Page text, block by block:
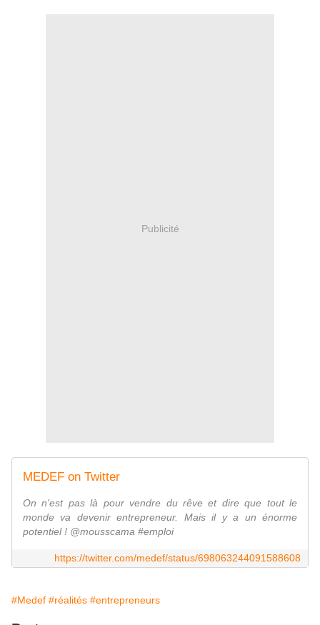
Publicité
MEDEF on Twitter
On n'est pas là pour vendre du rêve et dire que tout le
monde va devenir entrepreneur. Mais il y a un énorme
potentiel ! @mousscama #emploi
https://twitter.com/medef/status/698063244091588608
#Medef #réalités #entrepreneurs